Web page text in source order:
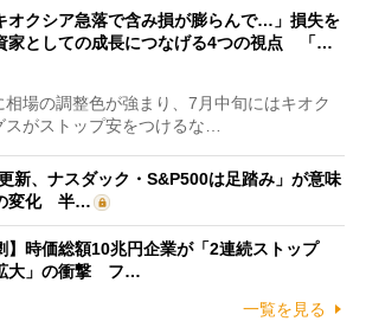
オクシア急落で含み損が膨らんで…」損失を
家としての成長につなげる4つの視点 「…
場の調整色が強まり、7月中旬にはキオク
がストップ安をつけるな…
新、ナスダック・S&P500は足踏み」が意味
変化 半…
】時価総額10兆円企業が「2連続ストップ
大」の衝撃 フ…
一覧を見る